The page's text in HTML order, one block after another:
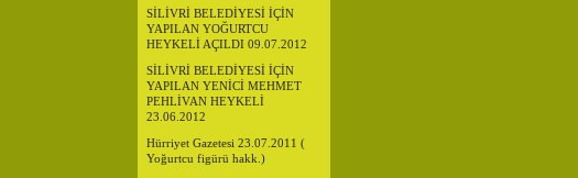
SİLİVRİ BELEDİYESİ İÇİN
YAPILAN YOĞURTCU
HEYKELİ AÇILDI 09.07.2012
SİLİVRİ BELEDİYESİ İÇİN
YAPILAN YENİCİ MEHMET
PEHLİVAN HEYKELİ
23.06.2012
Hürriyet Gazetesi 23.07.2011 (
Yoğurtcu figürü hakk.)